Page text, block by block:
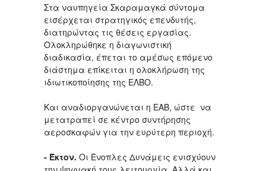
Στα ναυπηγεία Σκαραμαγκά σύντομα
εισέρχεται στρατηγικός επενδυτής,
διατηρώντας τις θέσεις εργασίας.
Ολοκληρώθηκε η διαγωνιστική
διαδικασία, έπεται το αμέσως επόμενο
διάστημα επίκειται η ολοκλήρωση της
ιδιωτικοποίησης της ΕΛΒΟ.
Και αναδιοργανώνεται η ΕΑΒ, ώστε να
μετατραπεί σε κέντρο συντήρησης
αεροσκαφών για την ευρύτερη περιοχή.
- Έκτον. Οι Ένοπλες Δυνάμεις ενισχύουν